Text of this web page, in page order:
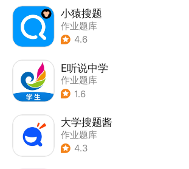
小猿搜题
作业题库
4.6
E听说中学
作业题库
1.6
大学搜题酱
作业题库
4.3